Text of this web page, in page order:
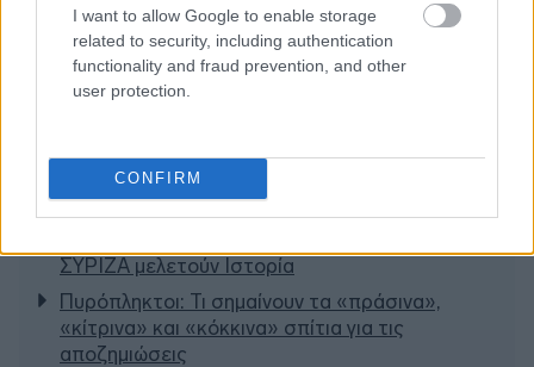
I want to allow Google to enable storage
related to security, including authentication
functionality and fraud prevention, and other
user protection.
CONFIRM
Διαβάζονται αυτή τη στιγμή
Η γαλάζια «θετική ατζέντα» στο δρόμο για το
ΣΥΡΙΖΑ μελετούν Ιστορία
Πυρόπληκτοι: Τι σημαίνουν τα «πράσινα»,
«κίτρινα» και «κόκκινα» σπίτια για τις
αποζημιώσεις